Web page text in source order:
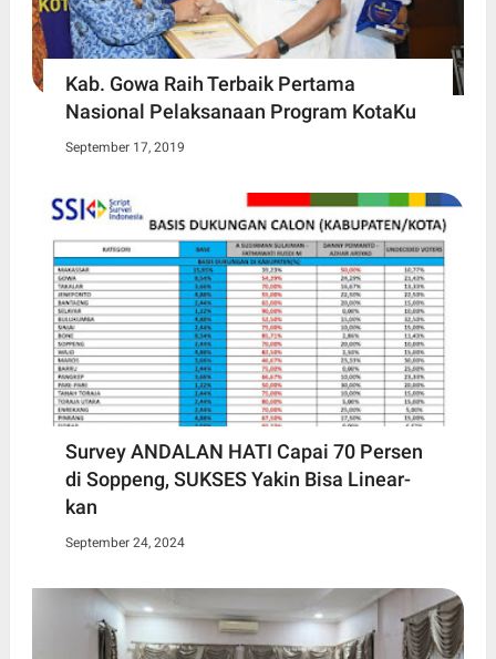
Kab. Gowa Raih Terbaik Pertama
Nasional Pelaksanaan Program KotaKu
September 17, 2019
Survey ANDALAN HATI Capai 70 Persen
di Soppeng, SUKSES Yakin Bisa Linear-
kan
September 24, 2024